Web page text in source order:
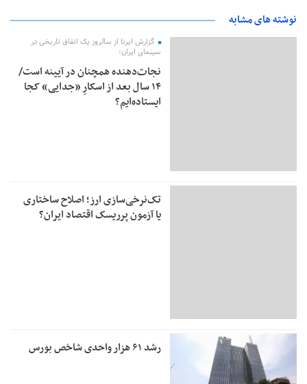
نوشته های مشابه
گزارش ایرنا از سالروز یک اتفاق تاریخی در
سینمای ایران؛
نجات‌دهنده‌ همچنان در آیینه است/
۱۴ سال بعد از اسکارِ «جدایی» کجا
ایستاده‌ایم؟
تک‌نرخی‌سازی ارز؛ اصلاح ساختاری
یا آزمون پرریسک اقتصاد ایران؟
رشد ۶۱ هزار واحدی شاخص بورس